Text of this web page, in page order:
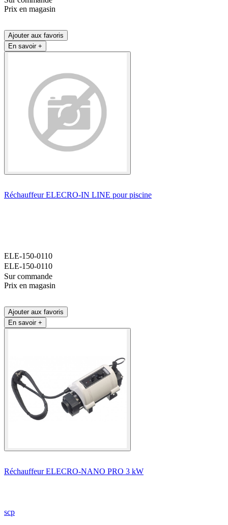
Prix en magasin
Ajouter aux favoris
En savoir +
Réchauffeur ELECRO-IN LINE pour piscine
ELE-150-0110
ELE-150-0110
Sur commande
Prix en magasin
Ajouter aux favoris
En savoir +
Réchauffeur ELECRO-NANO PRO 3 kW
scp